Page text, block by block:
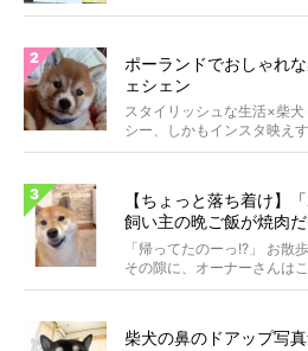
ポーランドでおしゃれ
ェシェン
スタイリッシュな生活×柴
シー、しかもインスタ映え
ウ...
【ちょっと落ち着け】
飼い主の晩ご飯が焼肉
具合に笑った【動画】
「帰ってたのーっ!?」 お散
その隙に、オーナーさんは
柴犬の鼻のドアップ写